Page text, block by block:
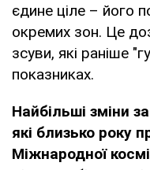
єдине ціле – його
окремих зон. Це
зсуви, які раніше
показниках.
Найбільші зміни
які близько року
Міжнародної